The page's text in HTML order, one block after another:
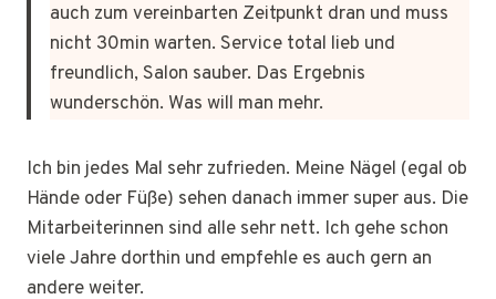
auch zum vereinbarten Zeitpunkt dran und muss
nicht 30min warten. Service total lieb und
freundlich, Salon sauber. Das Ergebnis
wunderschön. Was will man mehr.
Ich bin jedes Mal sehr zufrieden. Meine Nägel (egal ob
Hände oder Füße) sehen danach immer super aus. Die
Mitarbeiterinnen sind alle sehr nett. Ich gehe schon
viele Jahre dorthin und empfehle es auch gern an
andere weiter.